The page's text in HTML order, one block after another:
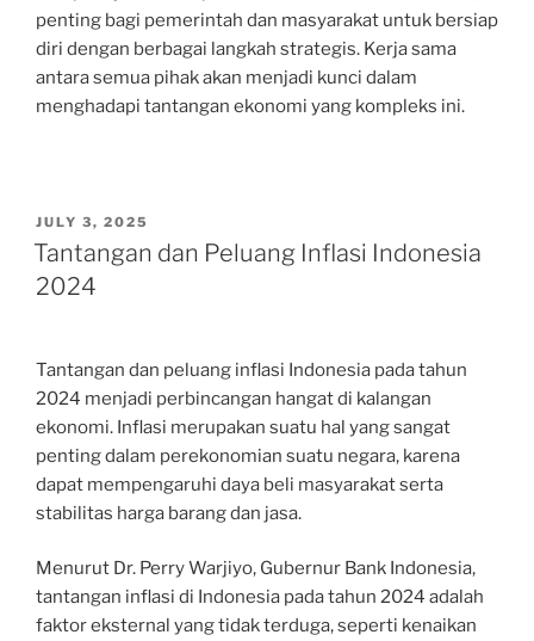
penting bagi pemerintah dan masyarakat untuk bersiap
diri dengan berbagai langkah strategis. Kerja sama
antara semua pihak akan menjadi kunci dalam
menghadapi tantangan ekonomi yang kompleks ini.
POSTED
ON
JULY 3, 2025
Tantangan dan Peluang Inflasi Indonesia
2024
Tantangan dan peluang inflasi Indonesia pada tahun
2024 menjadi perbincangan hangat di kalangan
ekonomi. Inflasi merupakan suatu hal yang sangat
penting dalam perekonomian suatu negara, karena
dapat mempengaruhi daya beli masyarakat serta
stabilitas harga barang dan jasa.
Menurut Dr. Perry Warjiyo, Gubernur Bank Indonesia,
tantangan inflasi di Indonesia pada tahun 2024 adalah
faktor eksternal yang tidak terduga, seperti kenaikan